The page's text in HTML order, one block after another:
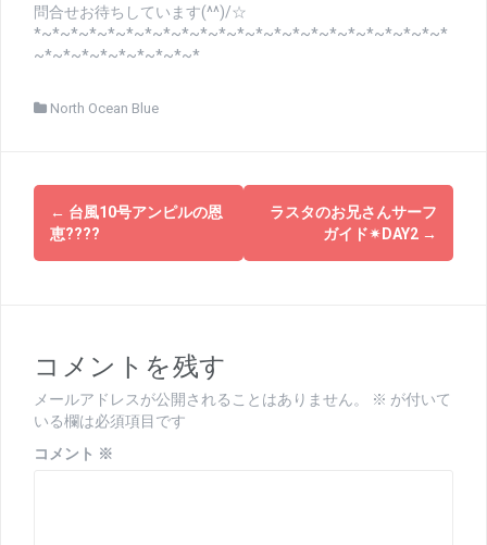
問合せお待ちしています(^^)/☆
*~*~*~*~*~*~*~*~*~*~*~*~*~*~*~*~*~*~*~*~*~*~*
~*~*~*~*~*~*~*~*~*
North Ocean Blue
投
稿
ナ
ゲ
ー
シ
ョ
← 台風10号アンピルの恩
恵????
ラスタのお兄さんサーフ
ガイド✴DAY2 →
コメントを残す
メールアドレスが公開されることはありません。 ※ が付いて
いる欄は必須項目です
コメント ※